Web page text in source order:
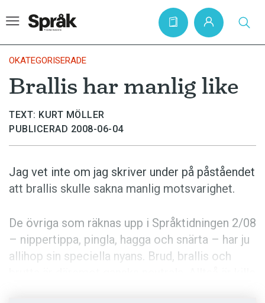
Hem
Artiklar
Skrivtips
Kviss
Podden
OKATEGORISERADE
Brallis har manlig like
TEXT: KURT MÖLLER
PUBLICERAD 2008-06-04
Jag vet inte om jag skriver under på påståendet
att brallis skulle sakna manlig motsvarighet.
De övriga som räknas upp i Språktidningen 2/08
– nippertippa, pingla, hagga och snärta – har ju
allihop sin speciella nyans. Brud, brallis och